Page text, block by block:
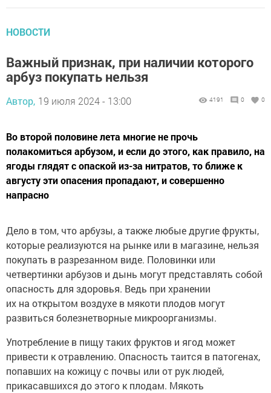
НОВОСТИ
Важный признак, при наличии которого
арбуз покупать нельзя
Автор, 19 июля 2024 - 13:00 4191 0 0
Во второй половине лета многие не прочь
полакомиться арбузом, и если до этого, как правило, на
ягоды глядят с опаской из-за нитратов, то ближе к
августу эти опасения пропадают, и совершенно
напрасно
Дело в том, что арбузы, а также любые другие фрукты,
которые реализуются на рынке или в магазине, нельзя
покупать в разрезанном виде. Половинки или
четвертинки арбузов и дынь могут представлять собой
опасность для здоровья. Ведь при хранении
их на открытом воздухе в мякоти плодов могут
развиться болезнетворные микроорганизмы.
Употребление в пищу таких фруктов и ягод может
привести к отравлению. Опасность таится в патогенах,
попавших на кожицу с почвы или от рук людей,
прикасавшихся до этого к плодам. Мякоть